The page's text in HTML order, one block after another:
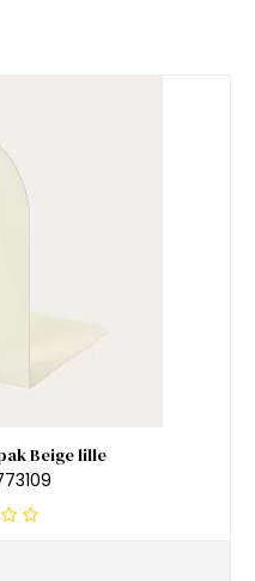
Beige lille